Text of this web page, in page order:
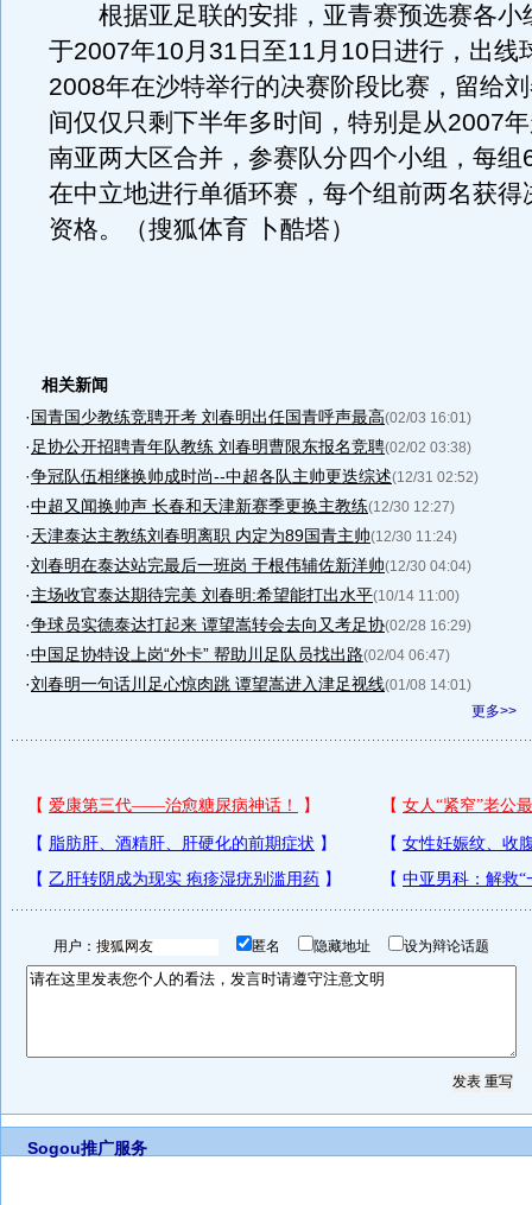
根据亚足联的安排，亚青赛预选赛各小
于2007年10月31日至11月10日进行，出线
2008年在沙特举行的决赛阶段比赛，留给
间仅仅只剩下半年多时间，特别是从2007
南亚两大区合并，参赛队分四个小组，每组
在中立地进行单循环赛，每个组前两名获得
资格。（搜狐体育 卜酷塔）
相关新闻
·国青国少教练竞聘开考 刘春明出任国青呼声最高(02/03 16:01)
· 足协公开招聘青年队教练 刘春明曹限东报名竞聘(02/02 03:38)
·争冠队伍相继换帅成时尚--中超各队主帅更迭综述(12/31 02:52)
·中超又闻换帅声 长春和天津新赛季更换主教练(12/30 12:27)
·天津泰达主教练刘春明离职 内定为89国青主帅(12/30 11:24)
·刘春明在泰达站完最后一班岗 于根伟辅佐新洋帅(12/30 04:04)
·主场收官泰达期待完美 刘春明:希望能打出水平(10/14 11:00)
·争球员实德泰达打起来 谭望嵩转会去向又考足协(02/28 16:29)
·中国足协特设上岗“外卡” 帮助川足队员找出路(02/04 06:47)
·刘春明一句话川足心惊肉跳 谭望嵩进入津足视线(01/08 14:01)
更多>>
用户： 匿名 隐藏地址 设为辩论话题
Sogou推广服务